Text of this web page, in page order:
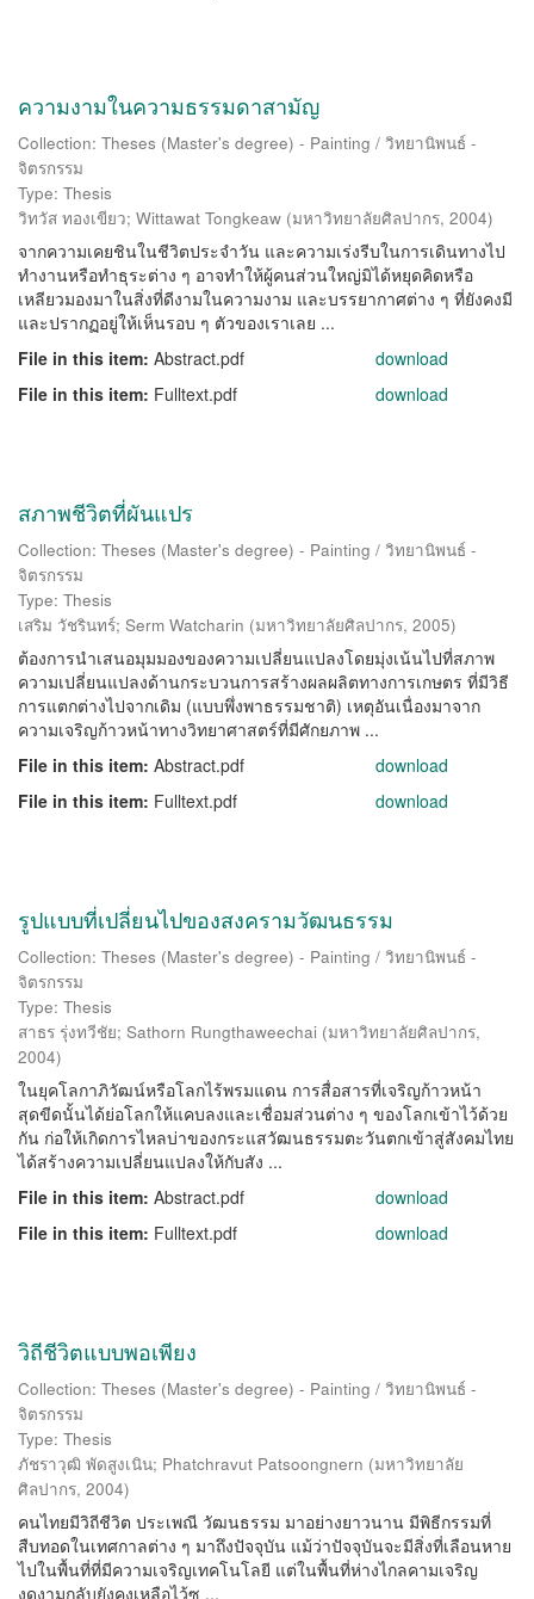
ความงามในความธรรมดาสามัญ
Collection: Theses (Master's degree) - Painting / วิทยานิพนธ์ -
จิตรกรรม
Type: Thesis
วิทวัส ทองเขียว; Wittawat Tongkeaw (มหาวิทยาลัยศิลปากร, 2004)
จากความเคยชินในชีวิตประจำวัน และความเร่งรีบในการเดินทางไป
ทำงานหรือทำธุระต่าง ๆ อาจทำให้ผู้คนส่วนใหญ่มิได้หยุดคิดหรือ
เหลียวมองมาในสิ่งที่ดีงามในความงาม และบรรยากาศต่าง ๆ ที่ยังคงมี
และปรากฏอยู่ให้เห็นรอบ ๆ ตัวของเราเลย ...
File in this item: Abstract.pdf
download
File in this item: Fulltext.pdf download
สภาพชีวิตที่ผันแปร
Collection: Theses (Master's degree) - Painting / วิทยานิพนธ์ -
จิตรกรรม
Type: Thesis
เสริม วัชรินทร์; Serm Watcharin (มหาวิทยาลัยศิลปากร, 2005)
ต้องการนำเสนอมุมมองของความเปลี่ยนแปลงโดยมุ่งเน้นไปที่สภาพ
ความเปลี่ยนแปลงด้านกระบวนการสร้างผลผลิตทางการเกษตร ที่มีวิธี
การแตกต่างไปจากเดิม (แบบพึ่งพาธรรมชาติ) เหตุอันเนื่องมาจาก
ความเจริญก้าวหน้าทางวิทยาศาสตร์ที่มีศักยภาพ ...
File in this item: Abstract.pdf
download
File in this item: Fulltext.pdf download
รูปแบบที่เปลี่ยนไปของสงครามวัฒนธรรม
Collection: Theses (Master's degree) - Painting / วิทยานิพนธ์ -
จิตรกรรม
Type: Thesis
สาธร รุ่งทวีชัย; Sathorn Rungthaweechai (มหาวิทยาลัยศิลปากร,
2004)
ในยุคโลกาภิวัฒน์หรือโลกไร้พรมแดน การสื่อสารที่เจริญก้าวหน้า
สุดขีดนั้นได้ย่อโลกให้แคบลงและเชื่อมส่วนต่าง ๆ ของโลกเข้าไว้ด้วย
กัน ก่อให้เกิดการไหลบ่าของกระแสวัฒนธรรมตะวันตกเข้าสู่สังคมไทย
ได้สร้างความเปลี่ยนแปลงให้กับสัง ...
File in this item: Abstract.pdf
download
File in this item: Fulltext.pdf download
วิถีชีวิตแบบพอเพียง
Collection: Theses (Master's degree) - Painting / วิทยานิพนธ์ -
จิตรกรรม
Type: Thesis
ภัชราวุฒิ พัดสูงเนิน; Phatchravut Patsoongnern (มหาวิทยาลัย
ศิลปากร, 2004)
คนไทยมีวิถีชีวิต ประเพณี วัฒนธรรม มาอย่างยาวนาน มีพิธีกรรมที่
สืบทอดในเทศกาลต่าง ๆ มาถึงปัจจุบัน แม้ว่าปัจจุบันจะมีสิ่งที่เลือนหาย
ไปในพื้นที่ที่มีความเจริญเทคโนโลยี แต่ในพื้นที่ห่างไกลคามเจริญ
งดงามกลับยังคงเหลือไว้ซ ...